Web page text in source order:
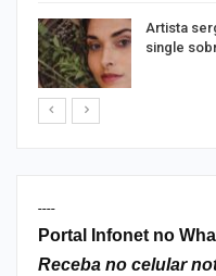
Artista
single
----
Portal Infonet no
Receba no celular